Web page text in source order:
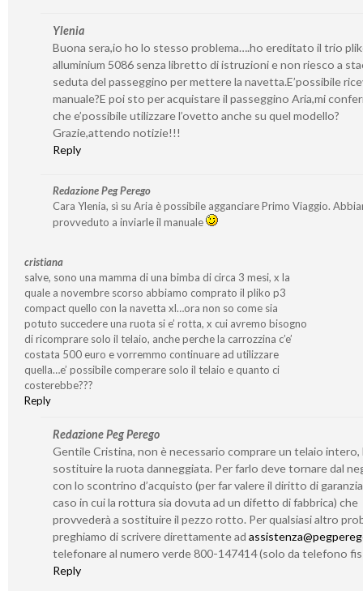
Ylenia
Buona sera,io ho lo stesso problema….ho ereditato il trio
alluminium 5086 senza libretto di istruzioni e non riesco a
seduta del passeggino per mettere la navetta.E’possibile
manuale?E poi sto per acquistare il passeggino Aria,mi
che e’possibile utilizzare l’ovetto anche su quel modello?
Grazie,attendo notizie!!!
Reply
Redazione Peg Perego
Cara Ylenia, sì su Aria è possibile agganciare Primo Viaggio.
provveduto a inviarle il manuale
cristiana
salve, sono una mamma di una bimba di circa 3 mesi, x la
quale a novembre scorso abbiamo comprato il pliko p3
compact quello con la navetta xl…ora non so come sia
potuto succedere una ruota si e’ rotta, x cui avremo bisogno
di ricomprare solo il telaio, anche perche la carrozzina c’e’
costata 500 euro e vorremmo continuare ad utilizzare
quella…e’ possibile comperare solo il telaio e quanto ci
costerebbe???
Reply
Redazione Peg Perego
Gentile Cristina, non è necessario comprare un telaio intero,
sostituire la ruota danneggiata. Per farlo deve tornare dal
con lo scontrino d’acquisto (per far valere il diritto di
caso in cui la rottura sia dovuta ad un difetto di fabbrica) che
provvederà a sostituire il pezzo rotto. Per qualsiasi altro
preghiamo di scrivere direttamente ad
telefonare al numero verde 800-147414 (solo da telefono
Reply